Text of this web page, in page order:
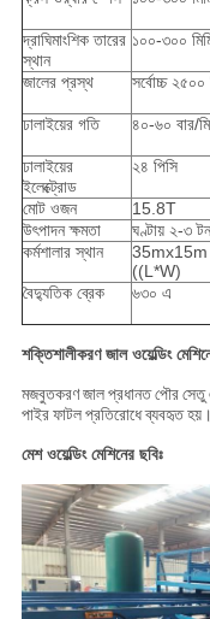
দ্রাঘিমাংশিক তারের
স্থান
১০০-৩০০
জালের প্রস্থ সর্বোচ্চ ২৫০০
ঢালাইয়ের গতি ৪০-৬০ বার/
ঢালাইয়ের
ইলেক্ট্রোড
২৪ পিসি
মোট ওজন 15.8T
উৎপাদন ক্ষমতা
ঘণ্টায় ২-৩ টন
কর্মশালার স্থান
35mx15m
((L*W)
বৈদ্যুতিক ব্রেক
৬৩০ এ
শক্তিশালীকরণ জাল ওয়েল্ডিং
মজবুতকরণ জাল প্রধানত পৌর সেতু
পাইর ফাটল প্রতিরোধে ব্যবহৃত হয়।
মেশ ওয়েল্ডিং মেশিনের ছবিঃ